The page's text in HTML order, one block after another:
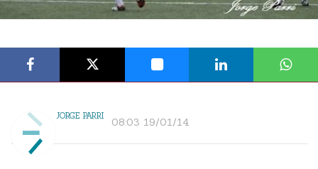
JORGE PARRI 08:03 19/01/14